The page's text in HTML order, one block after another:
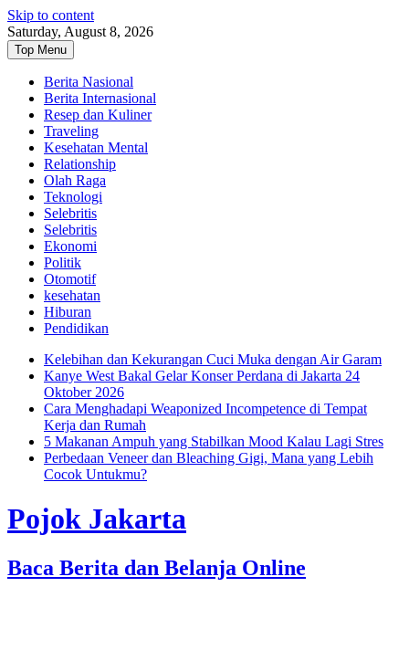
Skip to content
Saturday, August 8, 2026
Top Menu
Berita Nasional
Berita Internasional
Resep dan Kuliner
Traveling
Kesehatan Mental
Relationship
Olah Raga
Teknologi
Selebritis
Selebritis
Ekonomi
Politik
Otomotif
kesehatan
Hiburan
Pendidikan
Kelebihan dan Kekurangan Cuci Muka dengan Air Garam
Kanye West Bakal Gelar Konser Perdana di Jakarta 24
Oktober 2026
Cara Menghadapi Weaponized Incompetence di Tempat
Kerja dan Rumah
5 Makanan Ampuh yang Stabilkan Mood Kalau Lagi Stres
Perbedaan Veneer dan Bleaching Gigi, Mana yang Lebih
Cocok Untukmu?
Pojok Jakarta
Baca Berita dan Belanja Online